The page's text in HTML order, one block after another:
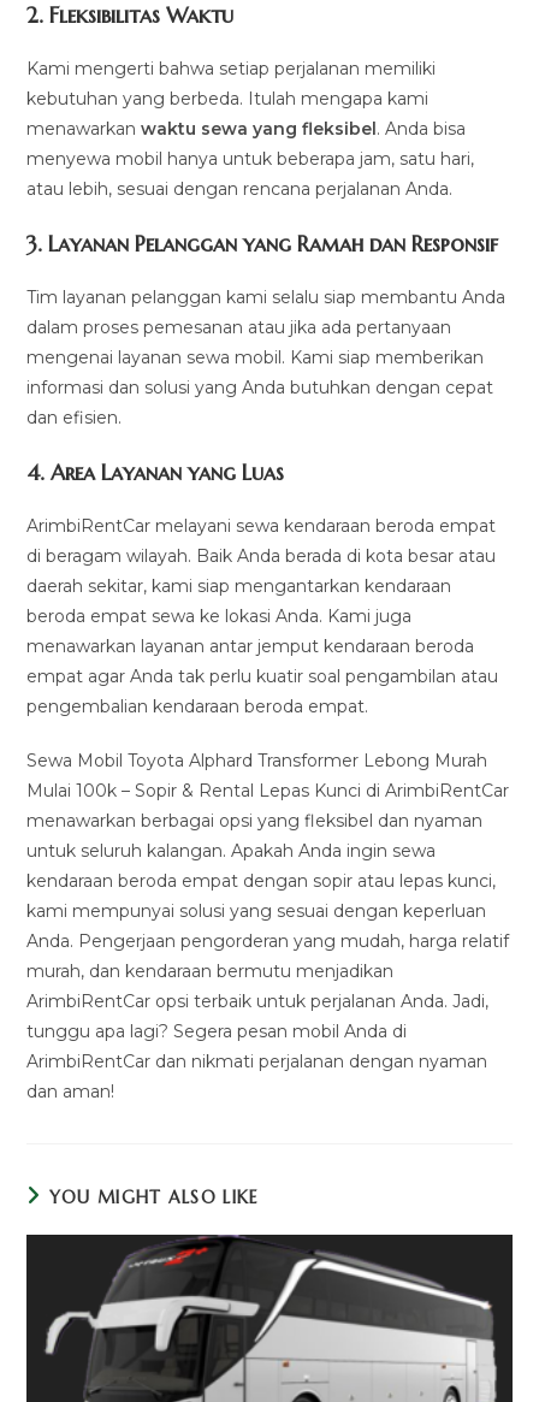
2.Fleksibilitas Waktu
Kami mengerti bahwa setiap perjalanan memiliki
kebutuhan yang berbeda. Itulah mengapa kami
menawarkanwaktu sewa yang fleksibel. Anda bisa
menyewa mobil hanya untuk beberapa jam, satu hari,
atau lebih, sesuai dengan rencana perjalanan Anda.
3.Layanan Pelanggan yang Ramah dan Responsif
Tim layanan pelanggan kami selalu siap membantu Anda
dalam proses pemesanan atau jika ada pertanyaan
mengenai layanan sewa mobil. Kami siap memberikan
informasi dan solusi yang Anda butuhkan dengan cepat
dan efisien.
4.Area Layanan yang Luas
ArimbiRentCar melayani sewa kendaraan beroda empat
di beragam wilayah. Baik Anda berada di kota besar atau
daerah sekitar, kami siap mengantarkan kendaraan
beroda empat sewa ke lokasi Anda. Kami juga
menawarkan layanan antar jemput kendaraan beroda
empat agar Anda tak perlu kuatir soal pengambilan atau
pengembalian kendaraan beroda empat.
Sewa Mobil Toyota Alphard Transformer Lebong Murah
Mulai 100k – Sopir & Rental Lepas Kunci di ArimbiRentCar
menawarkan berbagai opsi yang fleksibel dan nyaman
untuk seluruh kalangan. Apakah Anda ingin sewa
kendaraan beroda empat dengan sopir atau lepas kunci,
kami mempunyai solusi yang sesuai dengan keperluan
Anda. Pengerjaan pengorderan yang mudah, harga relatif
murah, dan kendaraan bermutu menjadikan
ArimbiRentCar opsi terbaik untuk perjalanan Anda. Jadi,
tunggu apa lagi? Segera pesan mobil Anda di
ArimbiRentCar dan nikmati perjalanan dengan nyaman
dan aman!
YOU MIGHT ALSO LIKE